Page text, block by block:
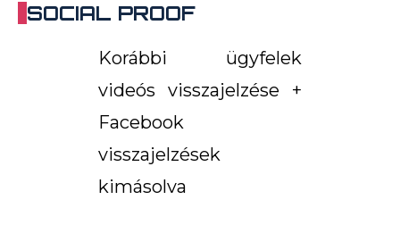
SOCIAL PROOF
Korábbi ügyfelek
videós visszajelzése +
Facebook
visszajelzések
kimásolva